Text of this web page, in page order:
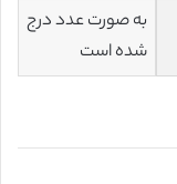
به صورت عدد درج
شده است